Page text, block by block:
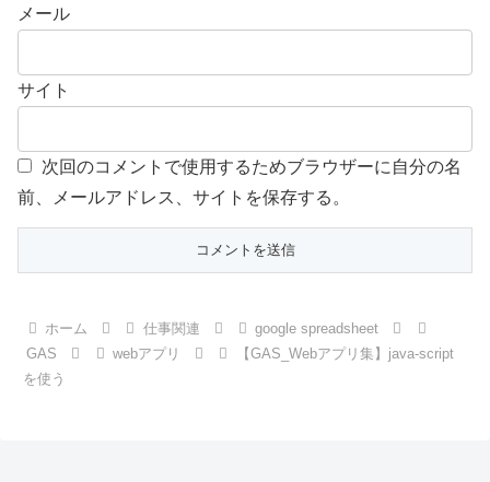
メール
サイト
次回のコメントで使用するためブラウザーに自分の名
前、メールアドレス、サイトを保存する。
ホーム 仕事関連
google spreadsheet
GAS
webアプリ
【GAS_Webアプリ集】java-script
を使う